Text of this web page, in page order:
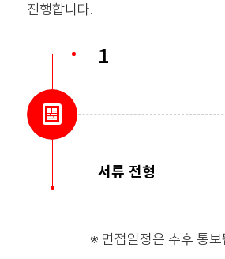
진행합니다.
1
서류 전형
※ 면접일정은 추후 통보